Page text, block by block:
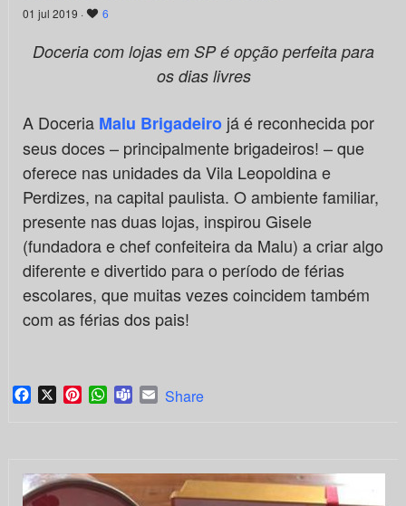
01 jul 2019 · 6
Doceria com lojas em SP é opção perfeita para
os dias livres
A Doceria Malu Brigadeirojá é reconhecida por
seus doces – principalmente brigadeiros! – que
oferece nas unidades da Vila Leopoldina e
Perdizes, na capital paulista. O ambiente familiar,
presente nas duas lojas, inspirou Gisele
(fundadora e chef confeiteira da Malu) a criar algo
diferente e divertido para o período de férias
escolares, que muitas vezes coincidem também
com as férias dos pais!
Facebook
X PinterestWhatsApp
TeamsEmail
Share